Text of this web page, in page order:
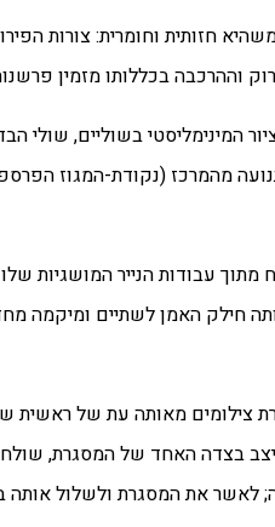
חזותית וחומרית: צורות
וההרכבה בכללותו מזמין
המינימליסטי בשוליים, שולי
מהמרכז (נקודת-המגוז
חילק האמן לשתיים
בצדה האחד של המסגרת,
לאשר את המסגרת ולשלול אותה